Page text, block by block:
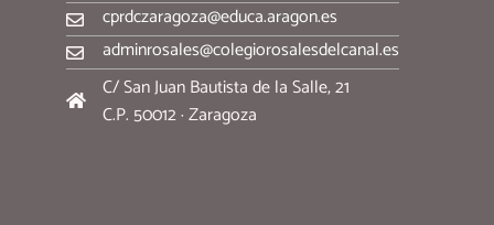
cprdczaragoza@educa.aragon.es
adminrosales@colegiorosalesdelcanal.es
C/ San Juan Bautista de la Salle, 21
C.P. 50012 · Zaragoza